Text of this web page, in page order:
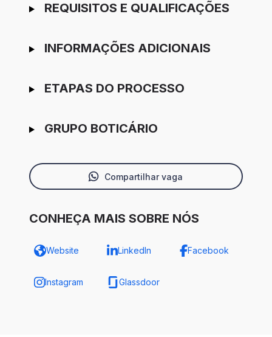
REQUISITOS E QUALIFICAÇÕES
INFORMAÇÕES ADICIONAIS
ETAPAS DO PROCESSO
GRUPO BOTICÁRIO
Compartilhar vaga
CONHEÇA MAIS SOBRE NÓS
Website LinkedIn Facebook
Instagram Glassdoor